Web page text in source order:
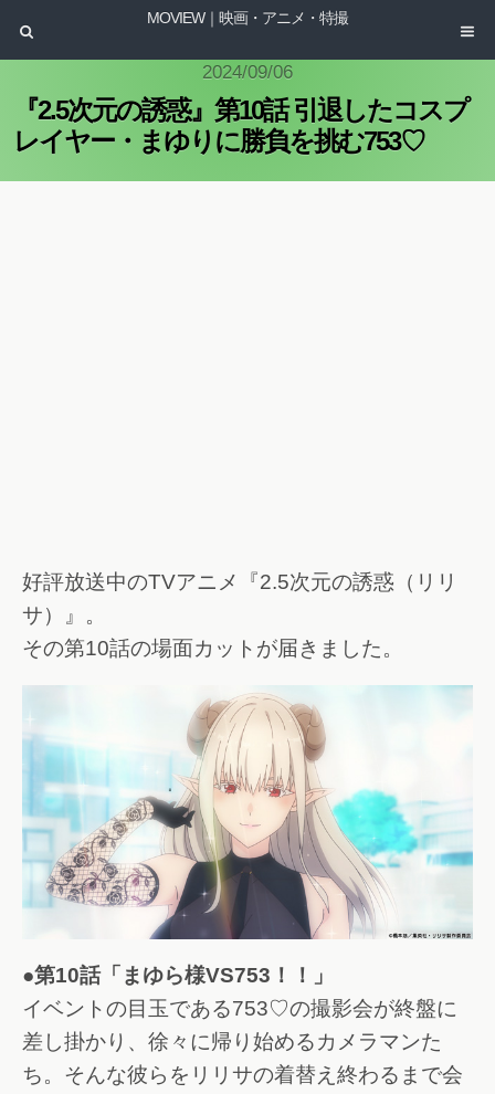
MOVIEW｜映画・アニメ・特撮
2024/09/06
『2.5次元の誘惑』第10話 引退したコスプ
レイヤー・まゆりに勝負を挑む753♡
好評放送中のTVアニメ『2.5次元の誘惑（リリ
サ）』。
その第10話の場面カットが届きました。
●第10話「まゆら様VS753！！」
イベントの目玉である753♡の撮影会が終盤に
差し掛かり、徐々に帰り始めるカメラマンた
ち。そんな彼らをリリサの着替え終わるまで会